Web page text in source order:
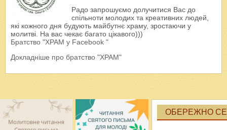
Радо запрошуємо долучитися Вас до
спільноти молодих та креативних людей,
які кожного дня будують майбутнє храму, зростаючи у
молитві. На вас чекає багато цікавого)))
Братство "ХРАМ у Facebook "
Докладніше про братство "ХРАМ"
ОБЕРЕЖНО